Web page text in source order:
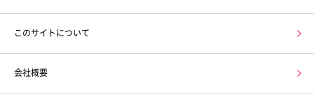
このサイトについて
会社概要